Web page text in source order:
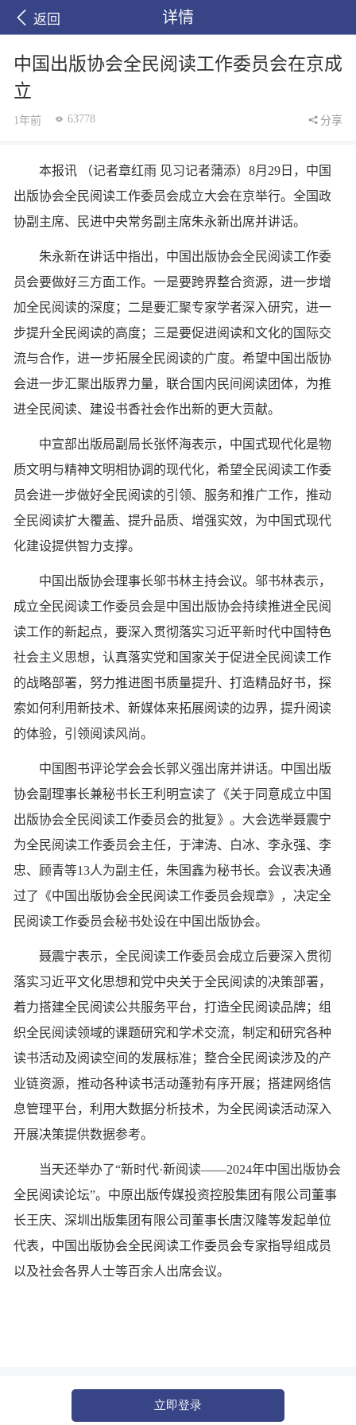
返回 详情
中国出版协会全民阅读工作委员会在京成
立
1年前 63778 分享
本报讯 （记者章红雨 见习记者蒲添）8月29日，中国
出版协会全民阅读工作委员会成立大会在京举行。全国政
协副主席、民进中央常务副主席朱永新出席并讲话。
朱永新在讲话中指出，中国出版协会全民阅读工作委
员会要做好三方面工作。一是要跨界整合资源，进一步增
加全民阅读的深度；二是要汇聚专家学者深入研究，进一
步提升全民阅读的高度；三是要促进阅读和文化的国际交
流与合作，进一步拓展全民阅读的广度。希望中国出版协
会进一步汇聚出版界力量，联合国内民间阅读团体，为推
进全民阅读、建设书香社会作出新的更大贡献。
中宣部出版局副局长张怀海表示，中国式现代化是物
质文明与精神文明相协调的现代化，希望全民阅读工作委
员会进一步做好全民阅读的引领、服务和推广工作，推动
全民阅读扩大覆盖、提升品质、增强实效，为中国式现代
化建设提供智力支撑。
中国出版协会理事长邬书林主持会议。邬书林表示，
成立全民阅读工作委员会是中国出版协会持续推进全民阅
读工作的新起点，要深入贯彻落实习近平新时代中国特色
社会主义思想，认真落实党和国家关于促进全民阅读工作
的战略部署，努力推进图书质量提升、打造精品好书，探
索如何利用新技术、新媒体来拓展阅读的边界，提升阅读
的体验，引领阅读风尚。
中国图书评论学会会长郭义强出席并讲话。中国出版
协会副理事长兼秘书长王利明宣读了《关于同意成立中国
出版协会全民阅读工作委员会的批复》。大会选举聂震宁
为全民阅读工作委员会主任，于津涛、白冰、李永强、李
忠、顾青等13人为副主任，朱国鑫为秘书长。会议表决通
过了《中国出版协会全民阅读工作委员会规章》，决定全
民阅读工作委员会秘书处设在中国出版协会。
聂震宁表示，全民阅读工作委员会成立后要深入贯彻
落实习近平文化思想和党中央关于全民阅读的决策部署，
着力搭建全民阅读公共服务平台，打造全民阅读品牌；组
织全民阅读领域的课题研究和学术交流，制定和研究各种
读书活动及阅读空间的发展标准；整合全民阅读涉及的产
业链资源，推动各种读书活动蓬勃有序开展；搭建网络信
息管理平台，利用大数据分析技术，为全民阅读活动深入
开展决策提供数据参考。
当天还举办了“新时代·新阅读——2024年中国出版协会
全民阅读论坛”。中原出版传媒投资控股集团有限公司董事
长王庆、深圳出版集团有限公司董事长唐汉隆等发起单位
代表，中国出版协会全民阅读工作委员会专家指导组成员
以及社会各界人士等百余人出席会议。
立即登录